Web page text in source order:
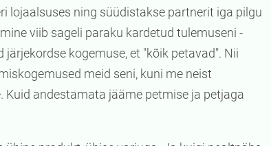
lojaalsuses ning süüdistakse partnerit iga pilgu
viib sageli paraku kardetud tulemuseni -
kogemuse, et "kõik petavad". Nii
meid seni, kuni me neist
Kuid andestamata jääme petmise ja petjaga